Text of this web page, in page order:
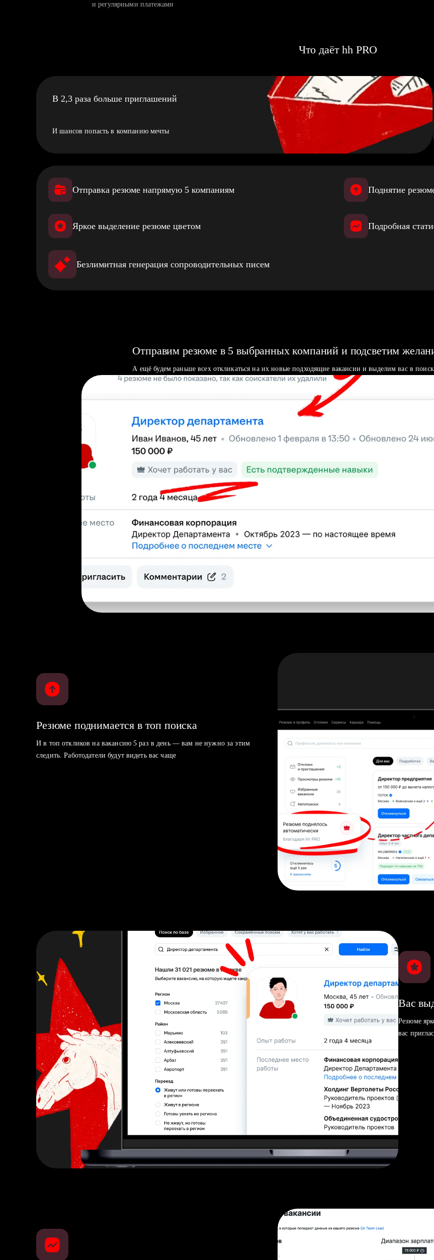
и регулярными платежами
Что даёт hh PRO
В 2,3 раза больше приглашений
И шансов попасть в компанию мечты
Отправка резюме напрямую 5 компаниям Поднятие
Яркое выделение резюме цветом Подробная
Безлимитная генерация сопроводительных писем
Отправим резюме в 5 выбранных компаний и подсветим
А ещё будем раньше всех откликаться на их новые подходящие вакансии и выделим вас в
Резюме поднимается в топ поиска
И в топ откликов на вакансию 5 раз в день — вам не нужно за этим
следить. Работодатели будут видеть вас чаще
Вас
Резюме
вас